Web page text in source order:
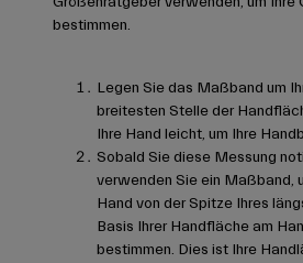
bestimmen.
Legen Sie das Maßband um
breitesten Stelle der
Ihre Hand leicht, um Ihre
Sobald Sie diese Messung
verwenden Sie ein Maßband,
Hand von der Spitze Ihres
Basis Ihrer Handfläche am
bestimmen. Dies ist Ihre